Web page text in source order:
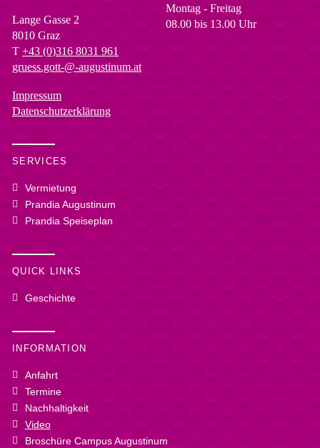
Lange Gasse 2
8010 Graz
T +43 (0)316 8031 961
gruess.gott-@-augustinum.at
Impressum
Datenschutzerklärung
Montag - Freitag
08.00 bis 13.00 Uhr
SERVICES
Vermietung
Prandia Augustinum
Prandia Speiseplan
QUICK LINKS
Geschichte
INFORMATION
Anfahrt
Termine
Nachhaltigkeit
Video
Broschüre Campus Augustinum